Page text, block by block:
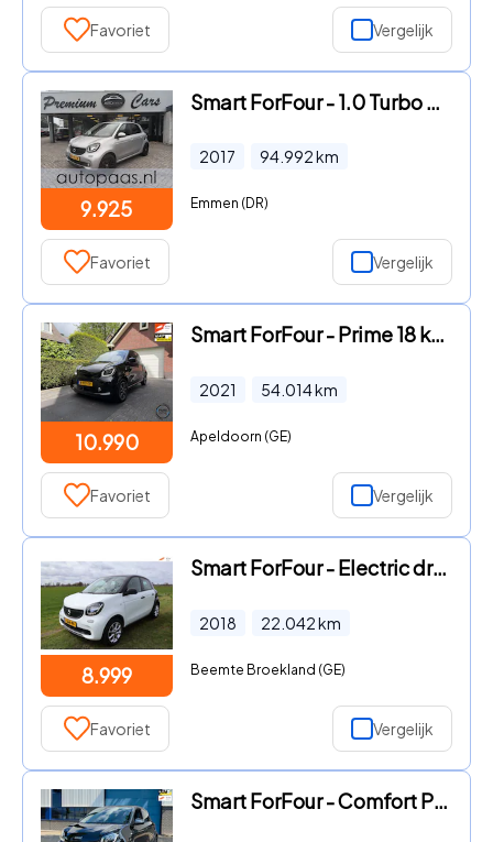
Favoriet Vergelijk
9.925
Smart ForFour - 1.0 Turbo Passion, Automaat, CLIMA, CRUISE,
2017 94.992km
Emmen (DR)
Favoriet Vergelijk
10.990
Smart ForFour - Prime 18 kWh | Comf| Pano | Clima| Cruise
2021 54.014km
Apeldoorn (GE)
Favoriet Vergelijk
8.999
Smart ForFour - Electric drive 18 kWh|Nieuwe ACCU!|Carplay|Parkeercamera|Air
2018 22.042km
Beemte Broekland (GE)
Favoriet Vergelijk
Smart ForFour - Comfort PLUS 18 kWh * STOELVERWARMING * PANORAMA * LEER * AU